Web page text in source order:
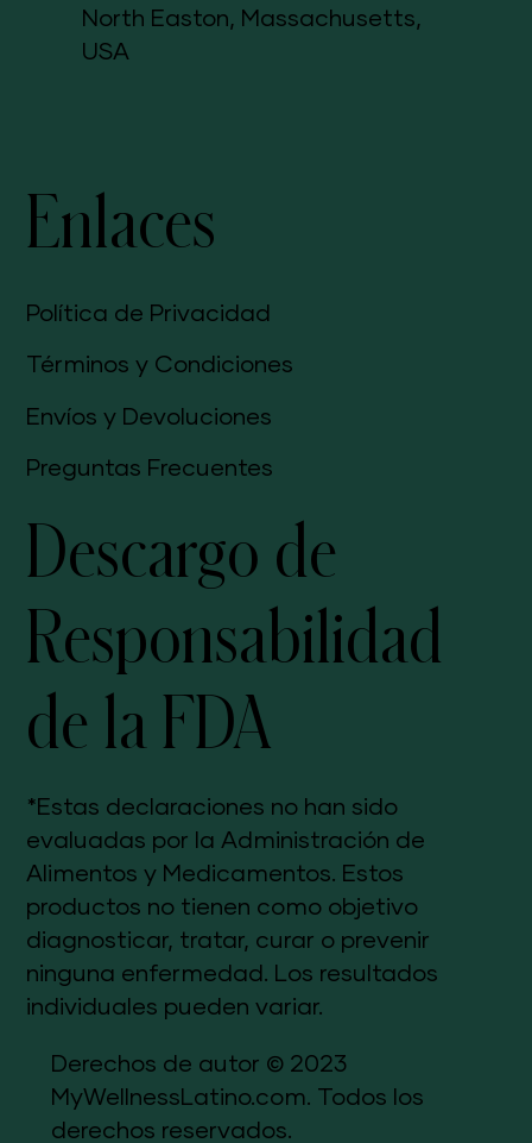
Derechos de autor © 2023
MyWellnessLatino.com. Todos los
derechos reservados.
North Easton, Massachusetts,
USA
Descargo de
Responsabilidad
de la FDA
*Estas declaraciones no han sido
evaluadas por la Administración de
Alimentos y Medicamentos. Estos
productos no tienen como objetivo
diagnosticar, tratar, curar o prevenir
ninguna enfermedad. Los resultados
individuales pueden variar.
Enlaces
Política de Privacidad
Términos y Condiciones
Envíos y Devoluciones
Preguntas Frecuentes